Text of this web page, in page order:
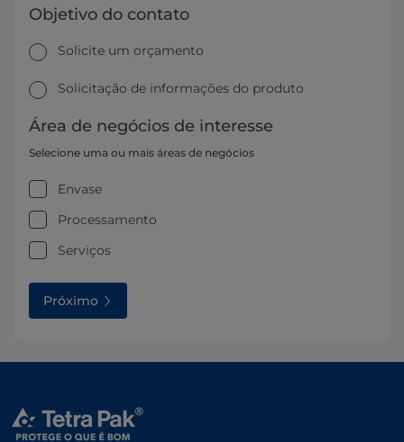
Objetivo do contato
Solicite um orçamento
Solicitação de informações do produto
Área de negócios de interesse
Selecione uma ou mais áreas de negócios
Envase
Processamento
Serviços
Próximo